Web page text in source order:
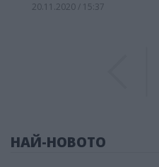
20.11.2020 / 15:37
НАЙ-НОВОТО